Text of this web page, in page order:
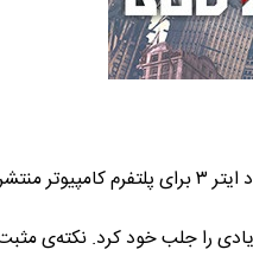
بالاخره نسخه نهایی بازی گاد
را جلب خود کرد. نکته‌ی